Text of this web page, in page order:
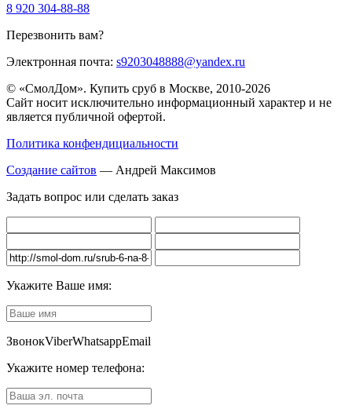
8 920 304-88-88
Перезвонить вам?
Электронная почта: s9203048888@yandex.ru
© «СмолДом». Купить сруб в Москве, 2010-2026
Сайт носит исключительно информационный характер и не
является публичной офертой.
Политика конфендициальности
Создание сайтов — Андрей Максимов
Задать вопрос или сделать заказ
Укажите Ваше имя:
ЗвонокViberWhatsappEmail
Укажите номер телефона: